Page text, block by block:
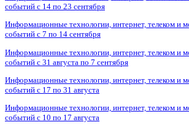
событий с 14 по 23 сентября
Информационные технологии, интернет, телеком и
событий с 7 по 14 сентября
Информационные технологии, интернет, телеком и
событий с 31 августа по 7 сентября
Информационные технологии, интернет, телеком и
событий с 17 по 31 августа
Информационные технологии, интернет, телеком и
событий с 10 по 17 августа